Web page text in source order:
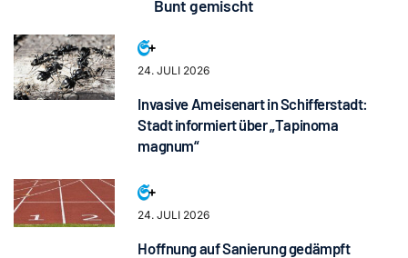
Bunt gemischt
24. JULI 2026
Invasive Ameisenart in Schifferstadt:
Stadt informiert über „Tapinoma
magnum“
24. JULI 2026
Hoffnung auf Sanierung gedämpft